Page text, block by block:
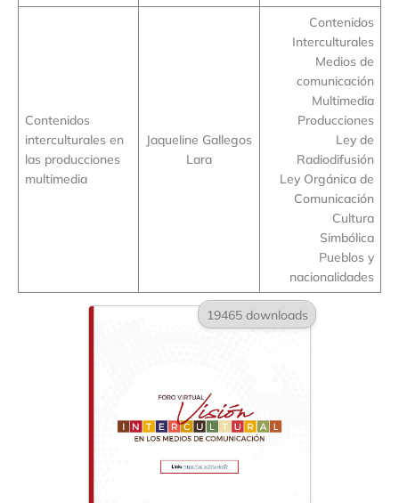
Contenidos
interculturales en
las producciones
multimedia
Jaqueline Gallegos
Lara
Contenidos
Interculturales
Medios de
comunicación
Multimedia
Producciones
Ley de
Radiodifusión
Ley Orgánica de
Comunicación
Cultura
Simbólica
Pueblos y
nacionalidades
19465 downloads